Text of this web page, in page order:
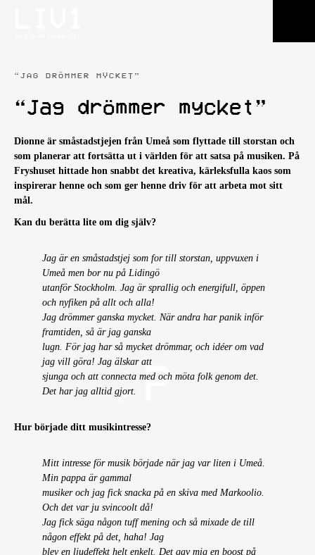
“JAG DRÖMMER MYCKET”
“Jag drömmer mycket”
Dionne är småstadstjejen från Umeå som flyttade till storstan och
som planerar att fortsätta ut i världen för att satsa på musiken. På
Fryshuset hittade hon snabbt det kreativa, kärleksfulla kaos som
inspirerar henne och som ger henne driv för att arbeta mot sitt
mål.
Kan du berätta lite om dig själv?
Jag är en småstadstjej som for till storstan, uppvuxen i
Umeå men bor nu på Lidingö
utanför Stockholm. Jag är sprallig och energifull, öppen
och nyfiken på allt och alla!
Jag drömmer ganska mycket. När andra har panik inför
framtiden, så är jag ganska
lugn. För jag har så mycket drömmar, och idéer om vad
jag vill göra! Jag älskar att
sjunga och att connecta med och möta folk genom det.
Det har jag alltid gjort.
Hur började ditt musikintresse?
Mitt intresse för musik började när jag var liten i Umeå.
Min pappa är gammal
musiker och jag fick snacka på en skiva med Markoolio.
Och det var ju svincoolt då!
Jag fick säga någon tuff mening och så mixade de till
någon effekt på det, haha! Jag
blev en ljudeffekt helt enkelt. Det gav mig en boost på